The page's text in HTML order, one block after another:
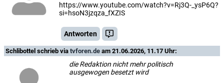
https://www.youtube.com/watch?v=Rj3Q-_ysP6Q?
si=hsoN3jzqza_fXZIS
Antworten
Schlibottel schrieb via tvforen.de am 21.06.2026, 11.17 Uhr:
die Redaktion nicht mehr politisch
ausgewogen besetzt wird